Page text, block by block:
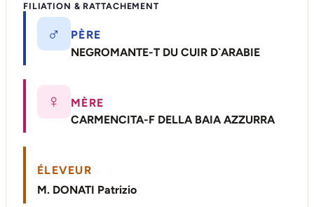
FILIATION & RATTACHEMENT
♂
PÈRE
NEGROMANTE-T DU CUIR D`ARABIE
♀
MÈRE
CARMENCITA-F DELLA BAIA AZZURRA
ÉLEVEUR
M. DONATI Patrizio